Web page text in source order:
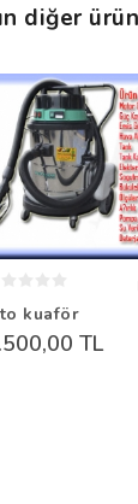
diğer
kuaför
TL